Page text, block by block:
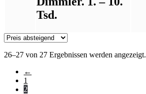
Tsd.
26–27 von 27 Ergebnissen werden angezeigt.
←
1
2